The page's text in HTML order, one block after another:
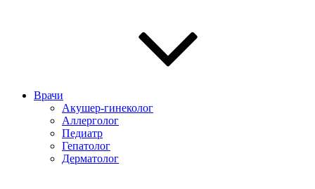
Врачи
Акушер-гинеколог
Аллерголог
Педиатр
Гепатолог
Дерматолог